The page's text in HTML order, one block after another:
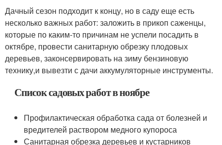
Дачный сезон подходит к концу, но в саду еще есть
несколько важных работ: заложить в прикоп саженцы,
которые по каким-то причинам не успели посадить в
октябре, провести санитарную обрезку плодовых
деревьев, законсервировать на зиму бензиновую
технику,и вывезти с дачи аккумуляторные инструменты.
Список садовых работ в ноябре
Профилактическая обработка сада от болезней и
вредителей раствором медного купороса
Санитарная обрезка деревьев и кустарников